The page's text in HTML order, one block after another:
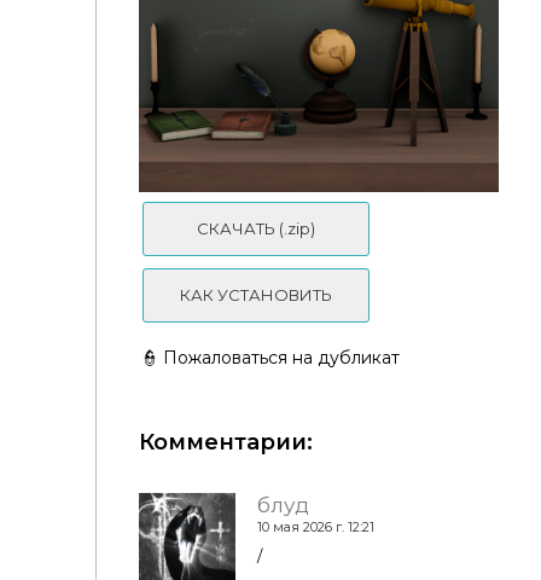
🪶Dark Academia Set - simmerkate
СКАЧАТЬ (.zip)
КАК УСТАНОВИТЬ
👮 Пожаловаться на дубликат
Комментарии:
блуд
10 мая 2026 г. 12:21
/